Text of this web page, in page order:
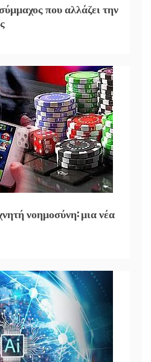
που αλλάζει την
νοημοσύνη: μια νέα